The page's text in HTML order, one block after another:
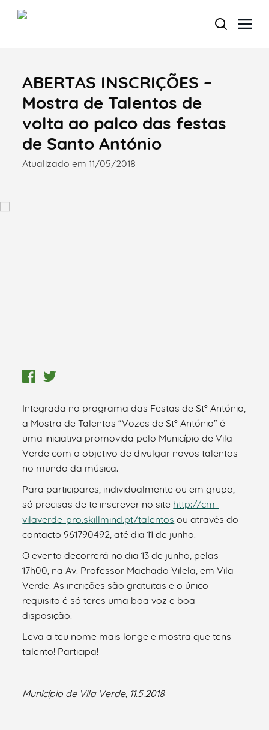
Termo de Pesquisa
Categorias gerais
ABERTAS INSCRIÇÕES –
Mostra de Talentos de
volta ao palco das festas
de Santo António
Atualizado em 11/05/2018
Integrada no programa das Festas de Stº António,
a Mostra de Talentos “Vozes de Stº António” é
uma iniciativa promovida pelo Município de Vila
Verde com o objetivo de divulgar novos talentos
no mundo da música.
Para participares, individualmente ou em grupo,
só precisas de te inscrever no site http://cm-
vilaverde-pro.skillmind.pt/talentos ou através do
contacto 961790492, até dia 11 de junho.
O evento decorrerá no dia 13 de junho, pelas
17h00, na Av. Professor Machado Vilela, em Vila
Verde. As incrições são gratuitas e o único
requisito é só teres uma boa voz e boa
disposição!
Leva a teu nome mais longe e mostra que tens
talento! Participa!
Município de Vila Verde, 11.5.2018